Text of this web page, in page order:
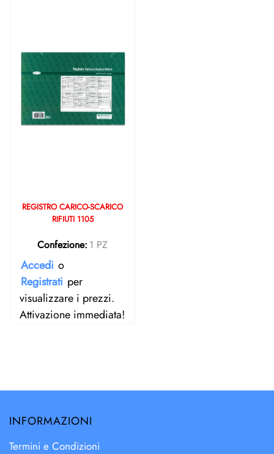
REGISTRO CARICO-SCARICO
RIFIUTI 1105
Confezione: 1 PZ
Accedi o
Registrati per
visualizzare i prezzi.
Attivazione immediata!
INFORMAZIONI
Termini e Condizioni